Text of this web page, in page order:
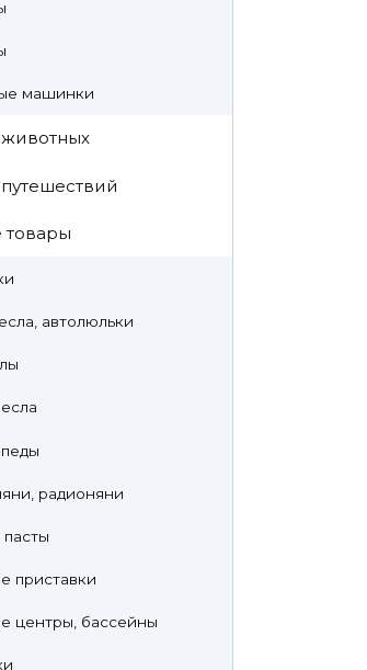
машинки
товары
автолюльки
радионяни
приставки
центры, бассейны